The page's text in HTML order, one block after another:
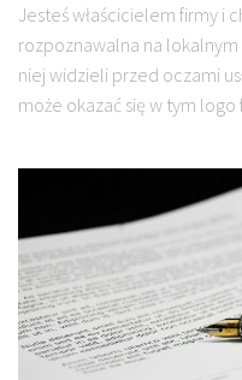
Jesteś właścicielem firmy i
rozpoznawalna na lokalnym
niej widzieli przed oczami
może okazać się w tym logo